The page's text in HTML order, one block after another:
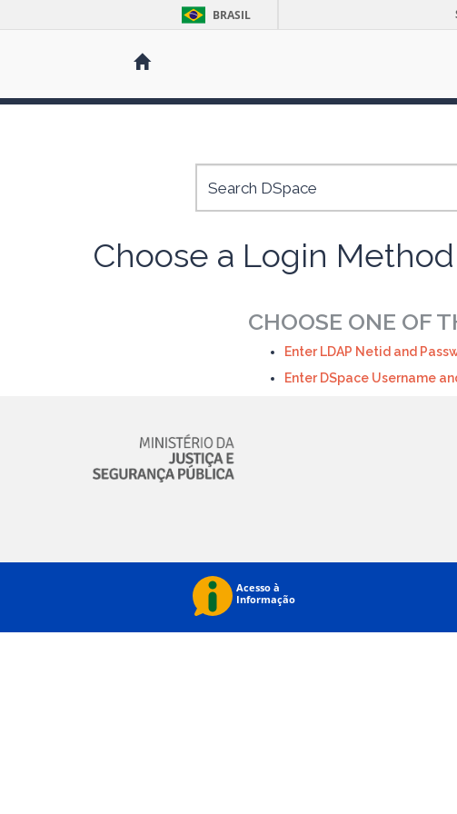
navigation
BRASIL
Choose a Login Method
CHOOSE ONE OF
Enter LDAP Netid and
Enter DSpace Username